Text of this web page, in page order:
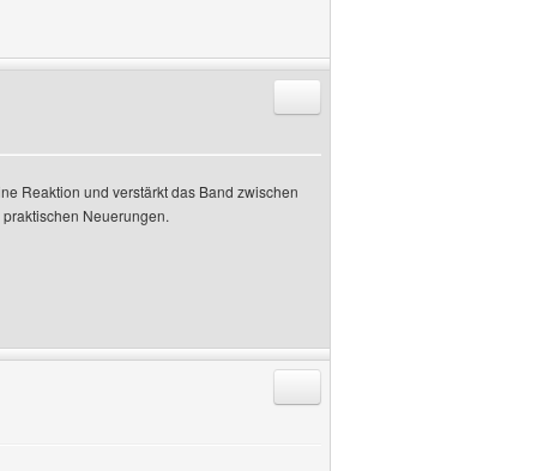
Reaktion und verstärkt das Band zwischen
Neuerungen.